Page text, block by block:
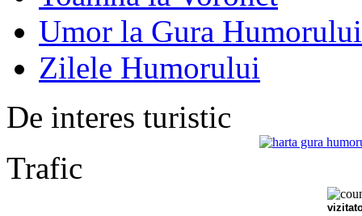
Umor la Gura Humorului
Zilele Humorului
De interes turistic
Trafic